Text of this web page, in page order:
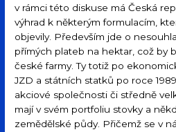
v rámci této diskuse má Česká
výhrad k některým formulacím,
objevily. Především jde o
přímých plateb na hektar, což by
české farmy. Ty totiž po
JZD a státních statků po roce
akciové společnosti či středně
mají v svém portfoliu stovky a
zemědělské půdy. Přičemž se v